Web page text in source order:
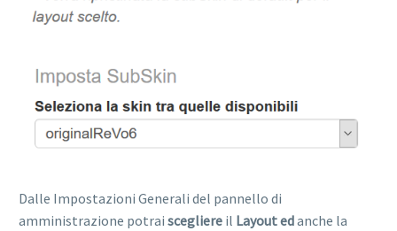
Dalle Impostazioni Generali del pannello di
amministrazione potrai scegliere il Layout edanche la